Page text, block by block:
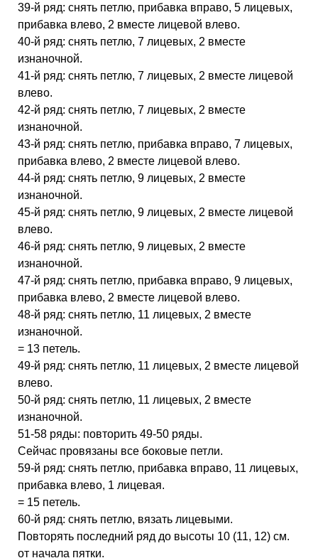
39-й ряд: снять петлю, прибавка вправо, 5 лицевых,
прибавка влево, 2 вместе лицевой влево.
40-й ряд: снять петлю, 7 лицевых, 2 вместе
изнаночной.
41-й ряд: снять петлю, 7 лицевых, 2 вместе лицевой
влево.
42-й ряд: снять петлю, 7 лицевых, 2 вместе
изнаночной.
43-й ряд: снять петлю, прибавка вправо, 7 лицевых,
прибавка влево, 2 вместе лицевой влево.
44-й ряд: снять петлю, 9 лицевых, 2 вместе
изнаночной.
45-й ряд: снять петлю, 9 лицевых, 2 вместе лицевой
влево.
46-й ряд: снять петлю, 9 лицевых, 2 вместе
изнаночной.
47-й ряд: снять петлю, прибавка вправо, 9 лицевых,
прибавка влево, 2 вместе лицевой влево.
48-й ряд: снять петлю, 11 лицевых, 2 вместе
изнаночной.
= 13 петель.
49-й ряд: снять петлю, 11 лицевых, 2 вместе лицевой
влево.
50-й ряд: снять петлю, 11 лицевых, 2 вместе
изнаночной.
51-58 ряды: повторить 49-50 ряды.
Сейчас провязаны все боковые петли.
59-й ряд: снять петлю, прибавка вправо, 11 лицевых,
прибавка влево, 1 лицевая.
= 15 петель.
60-й ряд: снять петлю, вязать лицевыми.
Повторять последний ряд до высоты 10 (11, 12) см.
от начала пятки.